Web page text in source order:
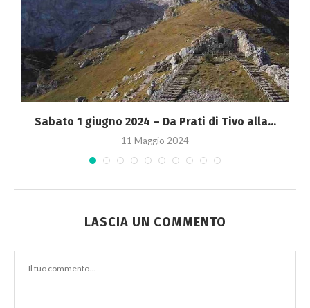
Sabato 1 giugno 2024 – Da Prati di Tivo alla...
11 Maggio 2024
LASCIA UN COMMENTO